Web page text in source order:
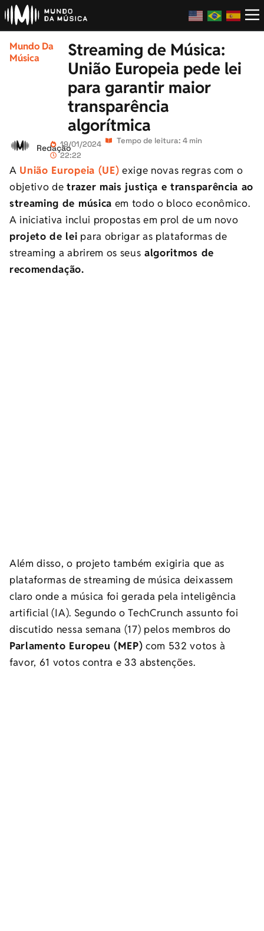
Mundo Da
Música
Streaming de Música:
União Europeia pede lei
para garantir maior
transparência
algorítmica
Redação19/01/2024
22:22
Tempo de leitura: 4 min
A União Europeia (UE) exige novas regras com o
objetivo detrazer mais justiça e transparência ao
streaming de música em todo o bloco econômico.
A iniciativa inclui propostas em prol de um novo
projeto de lei para obrigar as plataformas de
streaming a abrirem os seus algoritmos de
recomendação.
Além disso, o projeto também exigiria que as
plataformas de streaming de música deixassem
claro onde a música foi gerada pela inteligência
artificial (IA). Segundo o TechCrunch assunto foi
discutido nessa semana (17) pelos membros do
Parlamento Europeu (MEP) com 532 votos à
favor, 61 votos contra e 33 abstenções.